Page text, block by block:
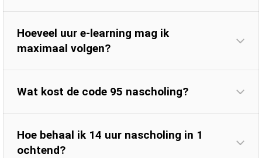
Hoeveel uur e-learning mag ik
maximaal volgen?
Wat kost de code 95 nascholing?
Hoe behaal ik 14 uur nascholing in 1
ochtend?